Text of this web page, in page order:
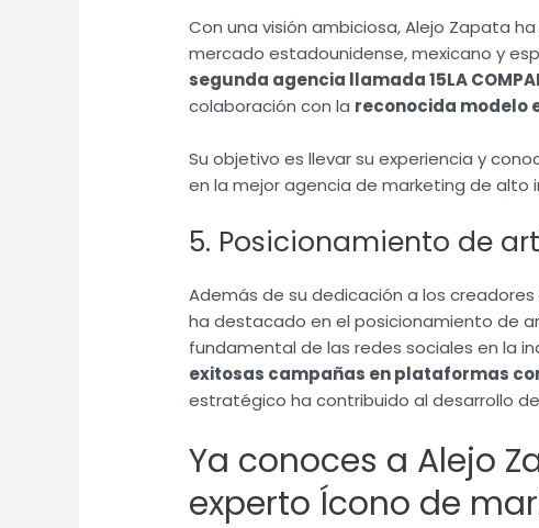
Con una visión ambiciosa, Alejo Zapata
mercado estadounidense, mexicano y
segunda agencia llamada 15LA
colaboración con la reconocida modelo
Su objetivo es llevar su experiencia y
en la mejor agencia de marketing de alto
5. Posicionamiento de
Además de su dedicación a los
ha destacado en el posicionamiento de
fundamental de las redes sociales en la
exitosas campañas en plataformas
estratégico ha contribuido al desarrollo
Ya conoces a Alejo
experto Ícono de